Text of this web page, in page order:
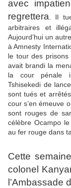
avec
regrettera . Il
arbitraires et
Aujourd’hui un
à Amnesty
le tour des
avait brandi la
la cour pénale
Tshisekedi de
sont tués et
cour s’en émeuve
sont rouges de
célèbre Ocampo
au fer rouge dans
Cette
colonel
l’Ambassade